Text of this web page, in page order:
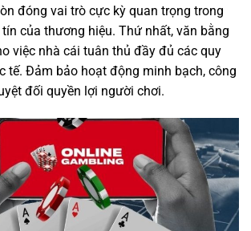
đóng vai trò cực kỳ quan trọng trong
của thương hiệu. Thứ nhất, văn bằng
việc nhà cái tuân thủ đầy đủ các quy
tế. Đảm bảo hoạt động minh bạch, công
đối quyền lợi người chơi.